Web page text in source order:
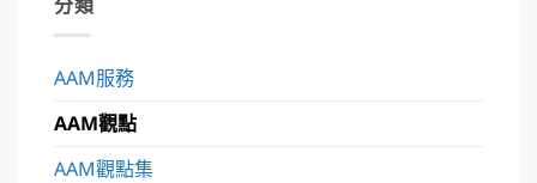
AAM服務
AAM觀點
AAM觀點集